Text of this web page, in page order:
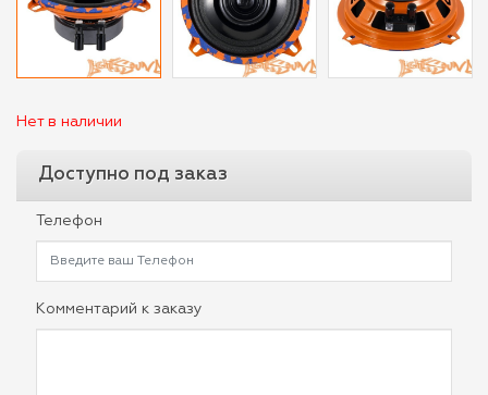
Нет в наличии
Доступно под заказ
Телефон
Комментарий к заказу